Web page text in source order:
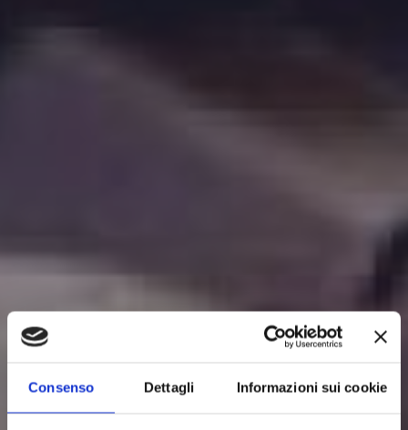
Consenso Dettagli Informazioni sui cookie